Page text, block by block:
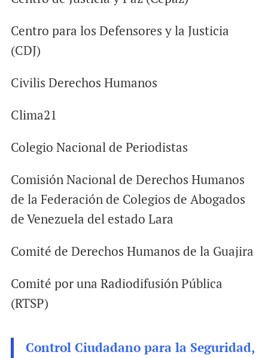
Centro para los Defensores y la Justicia
(CDJ)
Civilis Derechos Humanos
Clima21
Colegio Nacional de Periodistas
Comisión Nacional de Derechos Humanos
de la Federación de Colegios de Abogados
de Venezuela del estado Lara
Comité de Derechos Humanos de la Guajira
Comité por una Radiodifusión Pública
(RTSP)
Control Ciudadano para la Seguridad,